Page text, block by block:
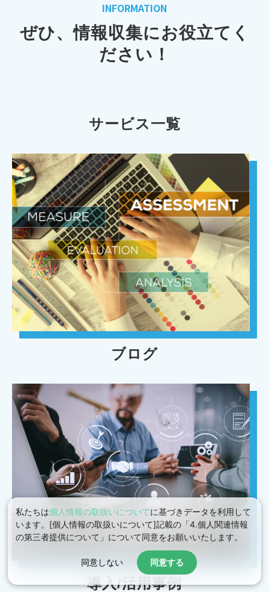
INFORMATION
ぜひ、情報収集にお役立てく
ださい！
サービス一覧
ブログ
私たちは個人情報の取扱いについてに基づきデータを利用して
います。[個人情報の取扱いについて]記載の「4.個人関連情報
の第三者提供について」について同意をお願いいたします。
同意しない 同意する